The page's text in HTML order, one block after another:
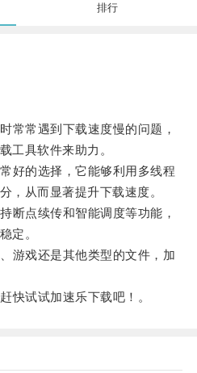
排行
常遇到下载速度慢的问题，
工具软件来助力。
的选择，它能够利用多线程
，从而显著提升下载速度。
点续传和智能调度等功能，
定。
戏还是其他类型的文件，加
试试加速乐下载吧！。